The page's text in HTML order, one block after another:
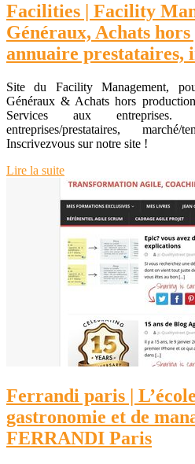
Facilities | Facility
Généraux, Achats
annuaire prestatai­res,
Site du Facility Management,
Généraux & Achats hors
Services aux entreprises.
entreprises/prestataires,
Inscrivezvous sur notre site !
Lire la suite
Ferrandi paris |
gastronomie et de
FERRANDI Paris